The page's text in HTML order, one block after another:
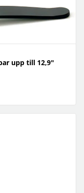
upp till 12,9"